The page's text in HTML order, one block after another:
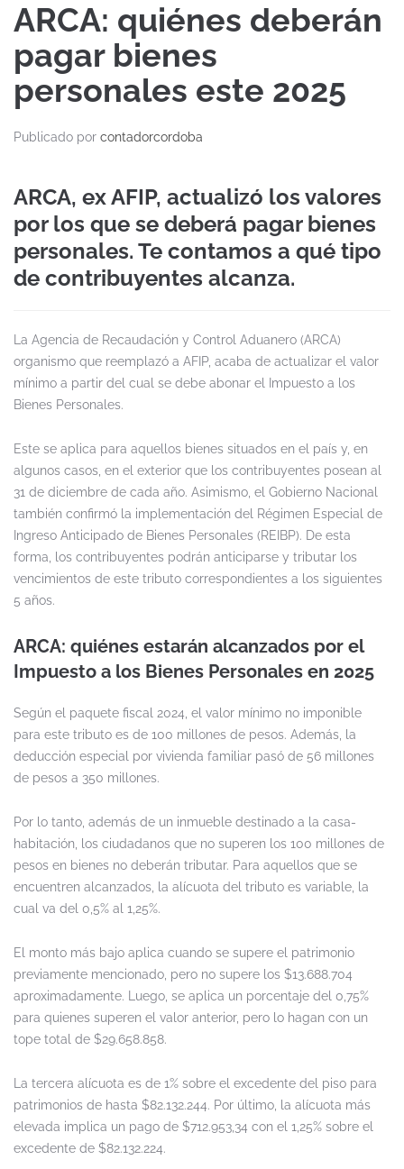
ARCA: quiénes deberán
pagar bienes
personales este 2025
Publicado por contadorcordoba
ARCA, ex AFIP, actualizó los valores
por los que se deberá pagar bienes
personales. Te contamos a qué tipo
de contribuyentes alcanza.
La Agencia de Recaudación y Control Aduanero (ARCA)
organismo que reemplazó a AFIP, acaba de actualizar el valor
mínimo a partir del cual se debe abonar el Impuesto a los
Bienes Personales.
Este se aplica para aquellos bienes situados en el país y, en
algunos casos, en el exterior que los contribuyentes posean al
31 de diciembre de cada año. Asimismo, el Gobierno Nacional
también confirmó la implementación del Régimen Especial de
Ingreso Anticipado de Bienes Personales (REIBP). De esta
forma, los contribuyentes podrán anticiparse y tributar los
vencimientos de este tributo correspondientes a los siguientes
5 años.
ARCA: quiénes estarán alcanzados por el
Impuesto a los Bienes Personales en 2025
Según el paquete fiscal 2024, el valor mínimo no imponible
para este tributo es de 100 millones de pesos. Además, la
deducción especial por vivienda familiar pasó de 56 millones
de pesos a 350 millones.
Por lo tanto, además de un inmueble destinado a la casa-
habitación, los ciudadanos que no superen los 100 millones de
pesos en bienes no deberán tributar. Para aquellos que se
encuentren alcanzados, la alícuota del tributo es variable, la
cual va del 0,5% al 1,25%.
El monto más bajo aplica cuando se supere el patrimonio
previamente mencionado, pero no supere los $13.688.704
aproximadamente. Luego, se aplica un porcentaje del 0,75%
para quienes superen el valor anterior, pero lo hagan con un
tope total de $29.658.858.
La tercera alícuota es de 1% sobre el excedente del piso para
patrimonios de hasta $82.132.244. Por último, la alícuota más
elevada implica un pago de $712.953,34 con el 1,25% sobre el
excedente de $82.132.224.